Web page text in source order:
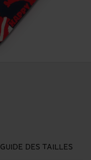
GUIDE DES TAILLES